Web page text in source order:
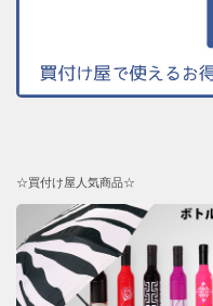
☆買付け屋人気商品☆